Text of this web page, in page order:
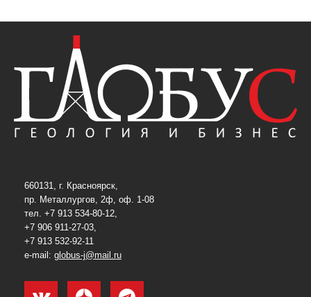
660131, г. Красноярск,
пр. Металлургов, 2ф, оф. 1-08
тел. +7 913 534-80-12,
+7 906 911-27-03,
+7 913 532-92-11
e-mail: globus-j@mail.ru